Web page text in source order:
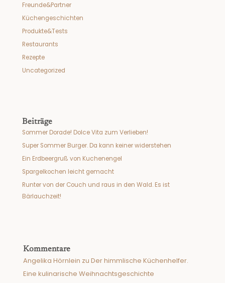
Freunde&Partner
Küchengeschichten
Produkte&Tests
Restaurants
Rezepte
Uncategorized
Beiträge
Sommer Dorade! Dolce Vita zum Verlieben!
Super Sommer Burger. Da kann keiner widerstehen
Ein Erdbeergruß von Kuchenengel
Spargelkochen leicht gemacht
Runter von der Couch und raus in den Wald. Es ist
Bärlauchzeit!
Kommentare
Angelika Hörnlein zu Der himmlische Küchenhelfer.
Eine kulinarische Weihnachtsgeschichte